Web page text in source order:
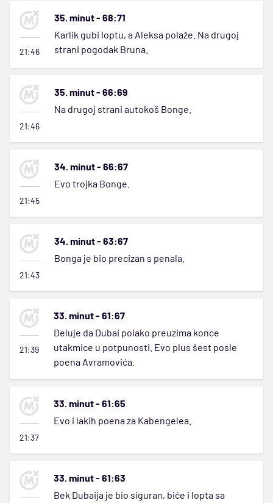
21:46
35. minut - 68:71
Karlik gubi loptu, a Aleksa polaže. Na drugoj
strani pogodak Bruna.
21:46
35. minut - 66:69
Na drugoj strani autokoš Bonge.
21:45
34. minut - 66:67
Evo trojka Bonge.
21:43
34. minut - 63:67
Bonga je bio precizan s penala.
21:39
33. minut - 61:67
Deluje da Dubai polako preuzima konce
utakmice u potpunosti. Evo plus šest posle
poena Avramovića.
21:37
33. minut - 61:65
Evo i lakih poena za Kabengelea.
33. minut - 61:63
Bek Dubaija je bio siguran, biće i lopta sa